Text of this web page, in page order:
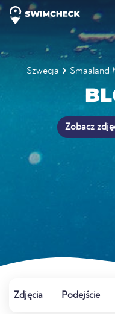
Szwecja Smaaland
Zobacz
Zdjęcia Podejście